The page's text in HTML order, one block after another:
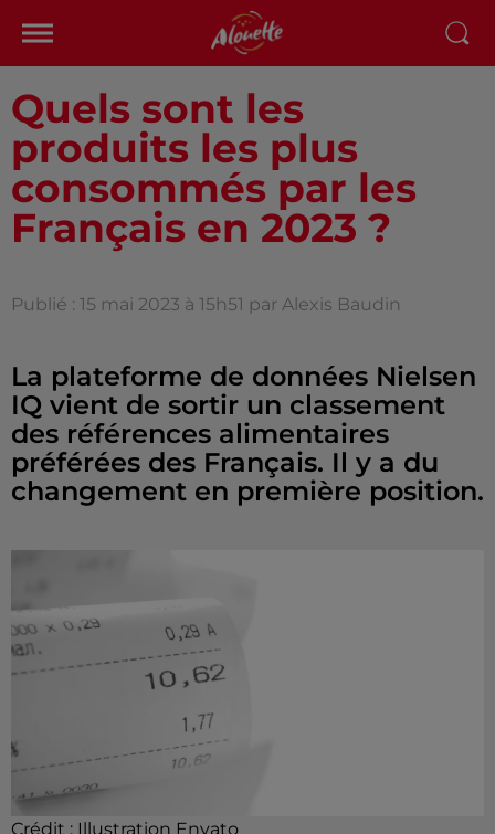
Quels sont les
produits les plus
consommés par les
Français en 2023 ?
Publié : 15 mai 2023 à 15h51 par Alexis Baudin
La plateforme de données Nielsen
IQ vient de sortir un classement
des références alimentaires
préférées des Français. Il y a du
changement en première position.
Crédit : Illustration Envato